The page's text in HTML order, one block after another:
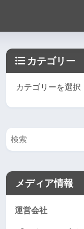
カテゴリー
メディア情報
運営会社